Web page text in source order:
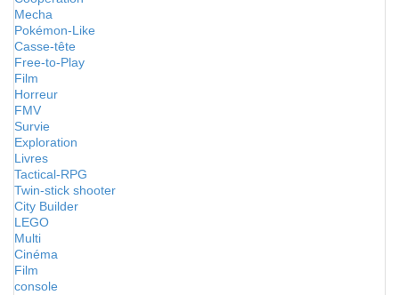
Mecha
Pokémon-Like
Casse-tête
Free-to-Play
Film
Horreur
FMV
Survie
Exploration
Livres
Tactical-RPG
Twin-stick shooter
City Builder
LEGO
Multi
Cinéma
Film
console